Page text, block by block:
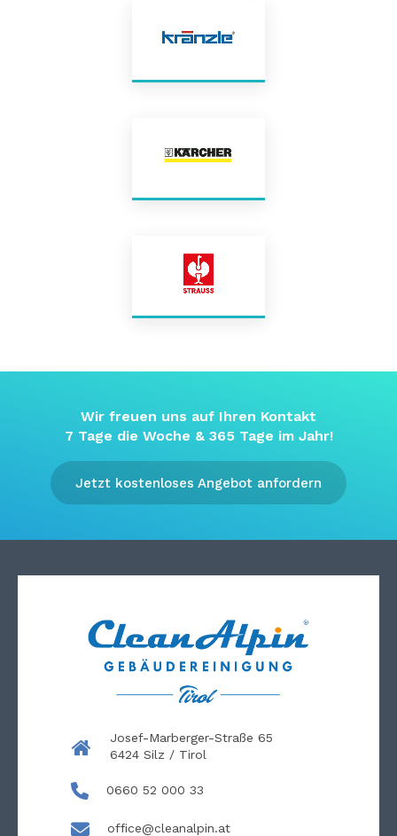
Wir freuen uns auf Ihren Kontakt
7 Tage die Woche & 365 Tage im Jahr!
Jetzt kostenloses Angebot anfordern
Josef-Marberger-Straße 65
6424 Silz / Tirol
0660 52 000 33
office@cleanalpin.at